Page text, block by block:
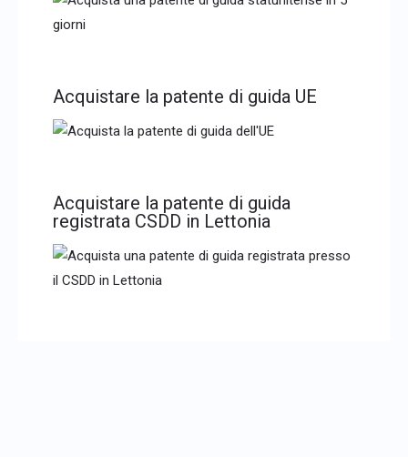
Acquistare la patente di guida UE
Acquistare la patente di guida
registrata CSDD in Lettonia